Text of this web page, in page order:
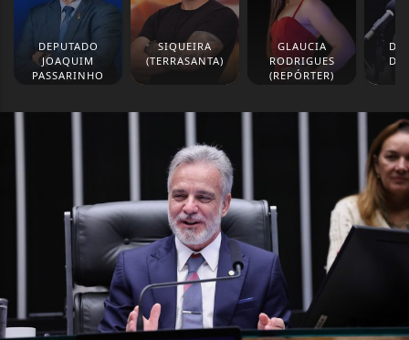
DEPUTADO
JOAQUIM
PASSARINHO
SIQUEIRA
(TERRASANTA)
GLAUCIA
RODRIGUES
(REPÓRTER)